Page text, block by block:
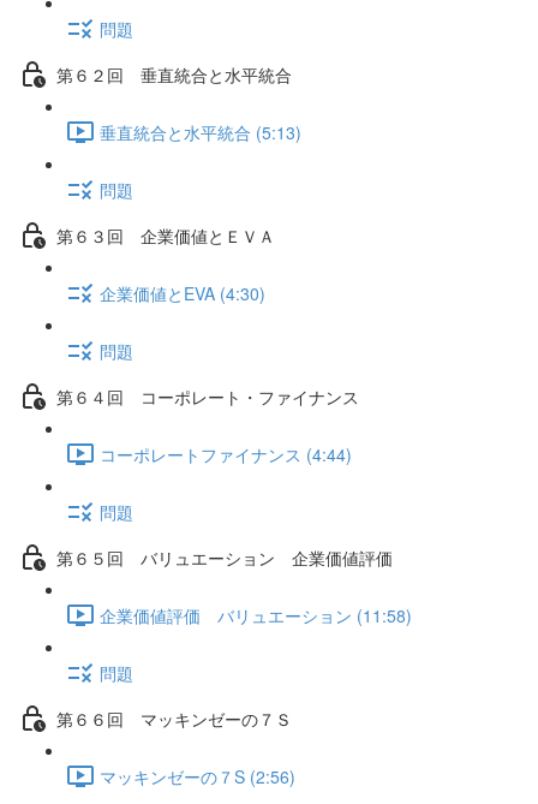
問題
第６２回 垂直統合と水平統合
垂直統合と水平統合 (5:13)
問題
第６３回 企業価値とＥＶＡ
企業価値とEVA (4:30)
問題
第６４回 コーポレート・ファイナンス
コーポレートファイナンス (4:44)
問題
第６５回 バリュエーション 企業価値評価
企業価値評価 バリュエーション (11:58)
問題
第６６回 マッキンゼーの７Ｓ
マッキンゼーの７S (2:56)